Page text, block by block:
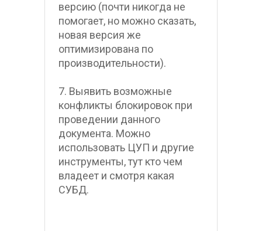
версию (почти никогда не
помогает, но можно сказать,
новая версия же
оптимизирована по
производительности).
7. Выявить возможные
конфликты блокировок при
проведении данного
документа. Можно
использовать ЦУП и другие
инструменты, тут кто чем
владеет и смотря какая
СУБД.